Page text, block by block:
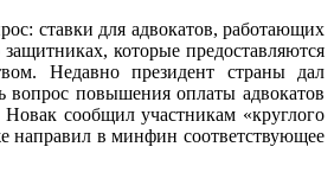
ставки для адвокатов, работающих
которые предоставляются
Недавно президент страны дал
вопрос повышения оплаты адвокатов
сообщил участникам «круглого
направил в минфин соответствующее